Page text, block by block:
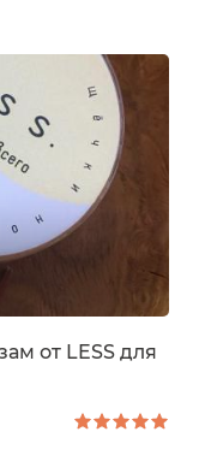
от LESS для